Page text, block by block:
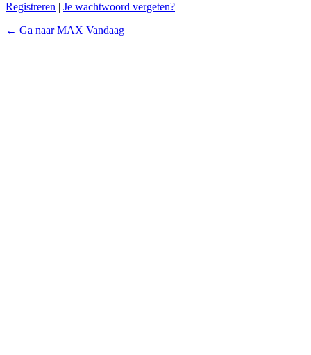
Registreren | Je wachtwoord vergeten?
← Ga naar MAX Vandaag